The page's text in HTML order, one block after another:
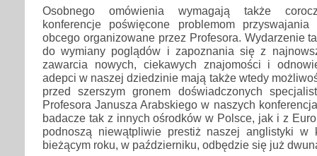
Osobnego omówienia wymagają także
konferencje poświęcone problemom
obcego organizowane przez Profesora. Wydarzenie
do wymiany poglądów i zapoznania się z
zawarcia nowych, ciekawych znajomości i
adepci w naszej dziedzinie mają także wtedy
przed szerszym gronem doświadczonych
Profesora Janusza Arabskiego w naszych
badacze tak z innych ośrodków w Polsce, jak i z
podnoszą niewątpliwie prestiż naszej anglistyki
bieżącym roku, w październiku, odbędzie się już